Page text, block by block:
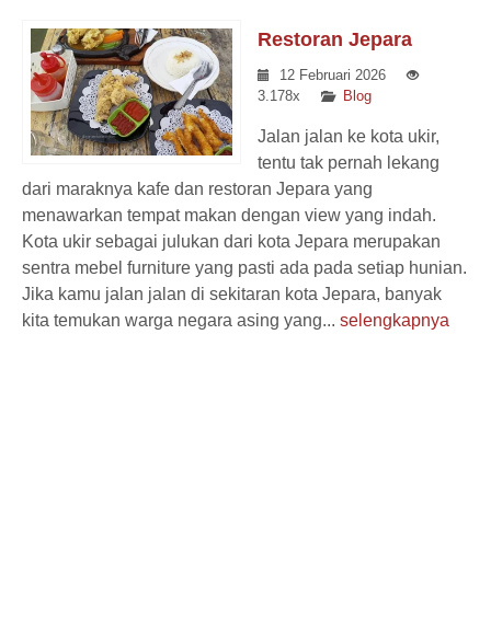
Restoran Jepara
12 Februari 2026
3.178x
Blog
Jalan jalan ke kota ukir,
tentu tak pernah lekang
dari maraknya kafe dan restoran Jepara yang
menawarkan tempat makan dengan view yang indah.
Kota ukir sebagai julukan dari kota Jepara merupakan
sentra mebel furniture yang pasti ada pada setiap hunian.
Jika kamu jalan jalan di sekitaran kota Jepara, banyak
kita temukan warga negara asing yang... selengkapnya